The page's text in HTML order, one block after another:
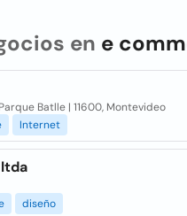
en e
Batlle | 11600, Montevideo
Internet
diseño